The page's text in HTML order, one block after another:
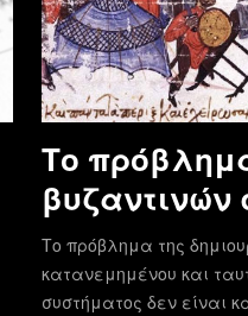
Το
βυζαντινών
Το πρόβλημα της
κατανεμημένου και
συστήματος δεν είναι